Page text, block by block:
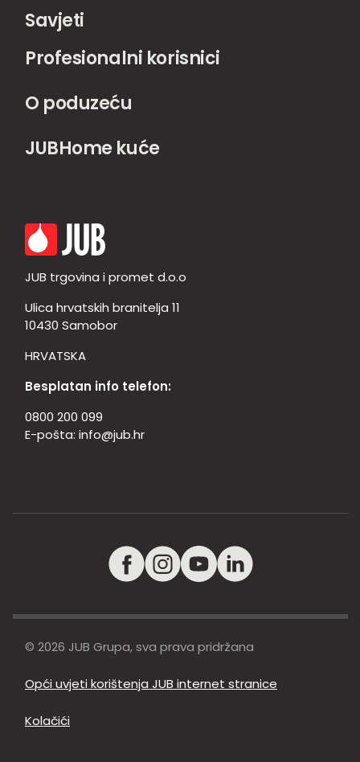
Savjeti
Profesionalni korisnici
O poduzeću
JUBHome kuće
JUB trgovina i promet d.o.o
Ulica hrvatskih branitelja 11
10430 Samobor
HRVATSKA
Besplatan info telefon:
0800 200 099
E-pošta: info@jub.hr
© 2026 JUB Grupa, sva prava pridržana
Opći uvjeti korištenja JUB internet stranice
Kolačići